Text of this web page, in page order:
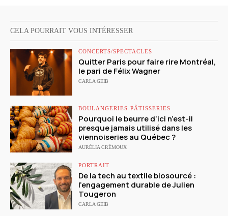
CELA POURRAIT VOUS INTÉRESSER
CONCERTS/SPECTACLES
Quitter Paris pour faire rire Montréal,
le pari de Félix Wagner
CARLA GEIB
BOULANGERIES-PÂTISSERIES
Pourquoi le beurre d’ici n’est-il
presque jamais utilisé dans les
viennoiseries au Québec ?
AURÉLIA CRÉMOUX
PORTRAIT
De la tech au textile biosourcé :
l’engagement durable de Julien
Tougeron
CARLA GEIB